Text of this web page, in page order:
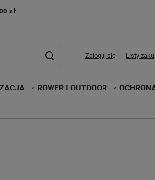
zł
Zaloguj się Listy
ROWER I OUTDOOR